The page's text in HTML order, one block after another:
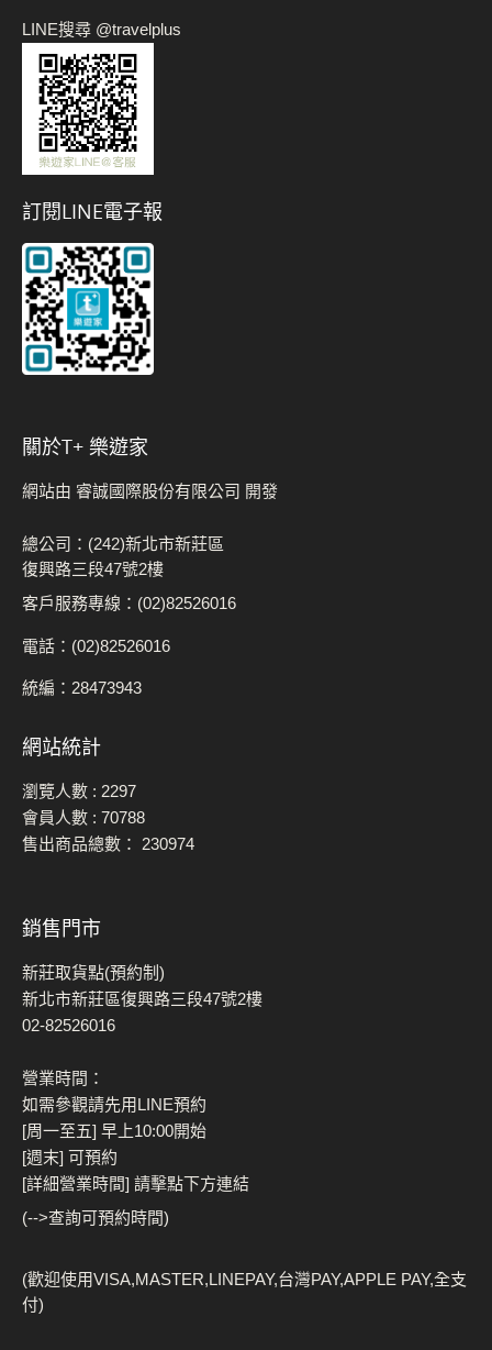
LINE搜尋 @travelplus
訂閱LINE電子報
關於t+ 樂遊家
網站由 睿誠國際股份有限公司 開發
總公司：(242)新北市新莊區
復興路三段47號2樓
客戶服務專線：(02)82526016
電話：(02)82526016
統編：28473943
網站統計
瀏覽人數 : 2297
會員人數 : 70788
售出商品總數： 230974
銷售門市
新莊取貨點(預約制)
新北市新莊區復興路三段47號2樓
02-82526016
營業時間：
如需參觀請先用LINE預約
[周一至五] 早上10:00開始
[週末] 可預約
[詳細營業時間] 請擊點下方連結
(-->查詢可預約時間)
(歡迎使用VISA,MASTER,LINEPAY,台灣PAY,APPLE PAY,全支
付)